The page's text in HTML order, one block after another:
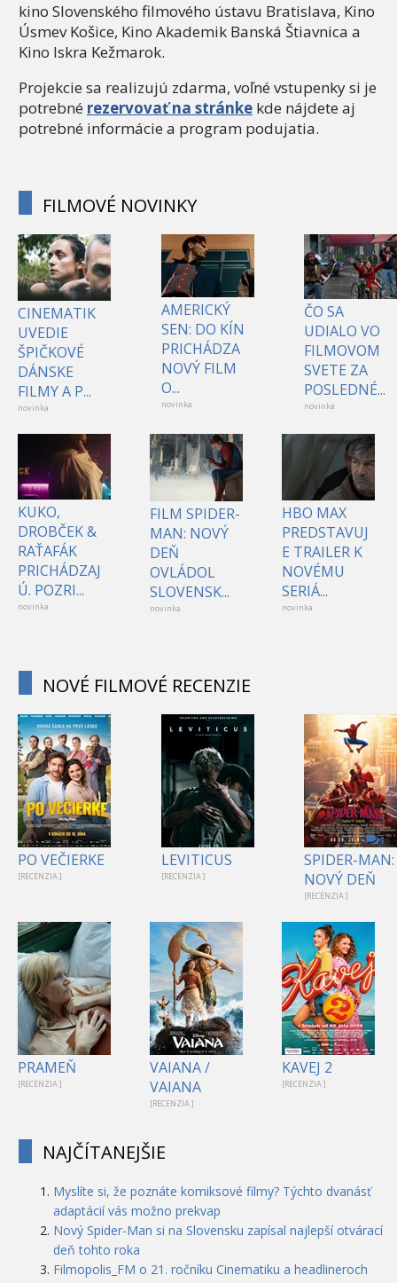
kino Slovenského filmového ústavu Bratislava, Kino
Úsmev Košice, Kino Akademik Banská Štiavnica a
Kino Iskra Kežmarok.
Projekcie sa realizujú zdarma, voľné vstupenky si je
potrebné rezervovať na stránke kde nájdete aj
potrebné informácie a program podujatia.
FILMOVÉ NOVINKY
CINEMATIK
UVEDIE
ŠPIČKOVÉ
DÁNSKE
FILMY A P...
novinka
AMERICKÝ
SEN: DO KÍN
PRICHÁDZA
NOVÝ FILM
O...
novinka
ČO SA
UDIALO VO
FILMOVOM
SVETE ZA
POSLEDNÉ...
novinka
KUKO,
DROBČEK &
RAŤAFÁK
PRICHÁDZAJ
Ú. POZRI...
novinka
FILM SPIDER-
MAN: NOVÝ
DEŇ
OVLÁDOL
SLOVENSK...
novinka
HBO MAX
PREDSTAVUJ
E TRAILER K
NOVÉMU
SERIÁ...
novinka
NOVÉ FILMOVÉ RECENZIE
PO VEČIERKE
[RECENZIA ]
LEVITICUS
[RECENZIA ]
1
SPIDER-MAN:
NOVÝ DEŇ
[RECENZIA ]
PRAMEŇ
[RECENZIA ]
VAIANA /
VAIANA
[RECENZIA ]
KAVEJ 2
[RECENZIA ]
NAJČÍTANEJŠIE
Myslíte si, že poznáte komiksové filmy? Týchto dvanásť
adaptácií vás možno prekvap
Nový Spider-Man si na Slovensku zapísal najlepší otvárací
deň tohto roka
Filmopolis_FM o 21. ročníku Cinematiku a headlineroch